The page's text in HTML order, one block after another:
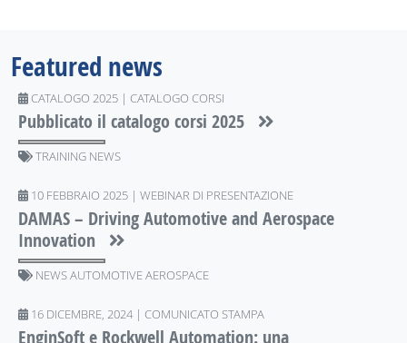
Featured news
CATALOGO 2025 | CATALOGO CORSI
Pubblicato il catalogo corsi 2025
TRAINING NEWS
10 FEBBRAIO 2025 | WEBINAR DI PRESENTAZIONE
DAMAS – Driving Automotive and Aerospace
Innovation
NEWS AUTOMOTIVE AEROSPACE
16 DICEMBRE, 2024 | COMUNICATO STAMPA
EnginSoft e Rockwell Automation: una